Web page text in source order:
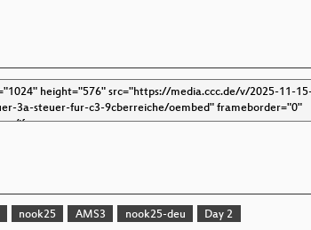
nook25 AMS3 nook25-deu Day 2